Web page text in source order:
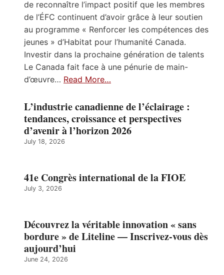
de reconnaître l’impact positif que les membres
de l’ÉFC continuent d’avoir grâce à leur soutien
au programme « Renforcer les compétences des
jeunes » d’Habitat pour l’humanité Canada.
Investir dans la prochaine génération de talents
Le Canada fait face à une pénurie de main-
d’œuvre… Read More…
L’industrie canadienne de l’éclairage :
tendances, croissance et perspectives
d’avenir à l’horizon 2026
July 18, 2026
41e Congrès international de la FIOE
July 3, 2026
Découvrez la véritable innovation « sans
bordure » de Liteline — Inscrivez-vous dès
aujourd’hui
June 24, 2026